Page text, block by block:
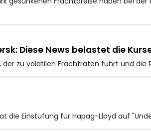
Diese News belastet die
zu volatilen Frachtraten führt und die
die Einstufung für Hapag-Lloyd auf